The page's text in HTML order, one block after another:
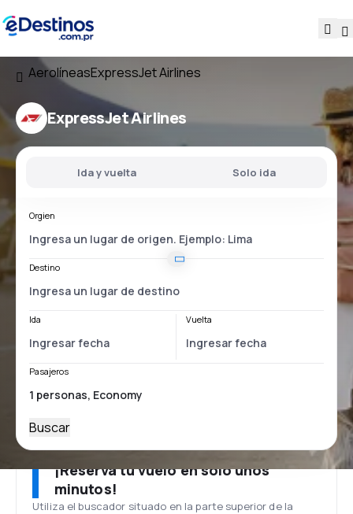
AerolíneasExpressJet Airlines
ExpressJet Airlines
Ida y vuelta Solo ida
Orgien
Destino
Ida Vuelta
Pasajeros
Buscar
¡Reserva tu vuelo en solo unos
minutos!
Utiliza el buscador situado en la parte superior de la